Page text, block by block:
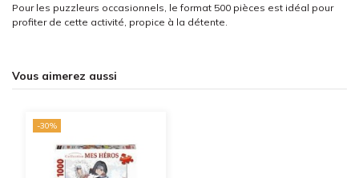
Pour les puzzleurs occasionnels, le format 500 pièces est idéal pour
profiter de cette activité, propice à la détente.
Vous aimerez aussi
-30%